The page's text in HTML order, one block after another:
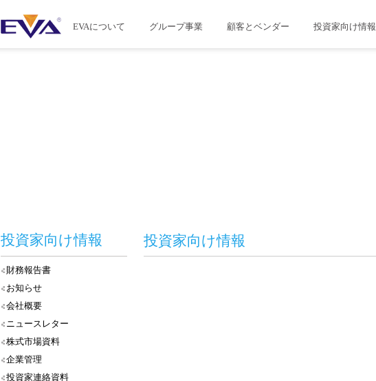
EVAについて グループ事業 顧客とベンダー 投資家向け情報
投資家向け情報
財務報告書
お知らせ
会社概要
ニュースレター
株式市場資料
企業管理
投資家連絡資料
投資家向け情報